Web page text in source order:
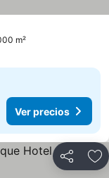
m²
Ver precios
Compartir